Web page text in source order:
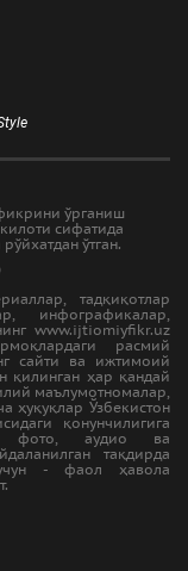
ўрганиш
сифатида
ўтган.
тадқиқотлар
инфографикалар,
www.ijtiomiyfikr.uz
расмий
сайти ва ижтимоий
қилинган ҳар қандай
маълумотномалар,
ҳуқуқлар Ўзбекистон
қонунчилигига
фото, аудио ва
тақдирда
- фаол ҳавола